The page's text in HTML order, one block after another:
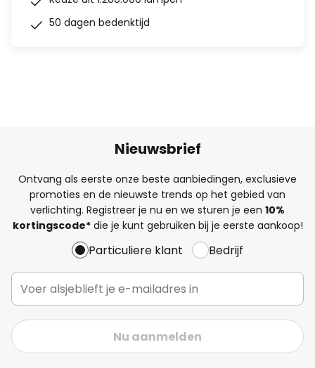
50 dagen bedenktijd
Nieuwsbrief
Ontvang als eerste onze beste aanbiedingen, exclusieve
promoties en de nieuwste trends op het gebied van
verlichting. Registreer je nu en we sturen je een 10%
kortingscode*die je kunt gebruiken bij je eerste aankoop!
Particuliere klant Bedrijf
Nu aanmelden